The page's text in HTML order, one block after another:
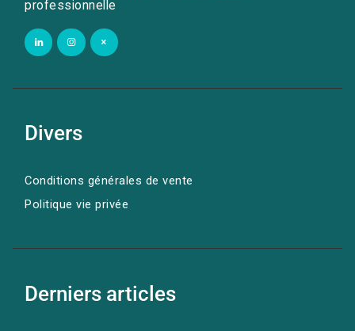
professionnelle
Divers
Conditions générales de vente
Politique vie privée
Derniers articles